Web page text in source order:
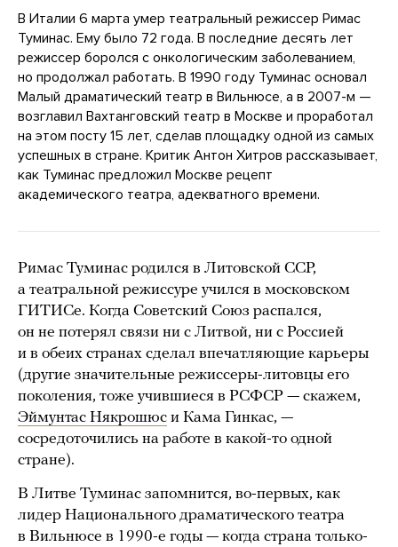
В Италии 6 марта умер театральный режиссер Римас
Туминас. Ему было 72 года. В последние десять лет
режиссер боролся с онкологическим заболеванием,
но продолжал работать. В 1990 году Туминас основал
Малый драматический театр в Вильнюсе, а в 2007-м —
возглавил Вахтанговский театр в Москве и проработал
на этом посту 15 лет, сделав площадку одной из самых
успешных в стране. Критик Антон Хитров рассказывает,
как Туминас предложил Москве рецепт
академического театра, адекватного времени.
Римас Туминас родился в Литовской ССР,
а театральной режиссуре учился в московском
ГИТИСе. Когда Советский Союз распался,
он не потерял связи ни с Литвой, ни с Россией
и в обеих странах сделал впечатляющие карьеры
(другие значительные режиссеры-литовцы его
поколения, тоже учившиеся в РСФСР — скажем,
Эймунтас Някрошюс и Кама Гинкас, —
сосредоточились на работе в какой-то одной
стране).
В Литве Туминас запомнится, во-первых, как
лидер Национального драматического театра
в Вильнюсе в 1990-е годы — когда страна только-